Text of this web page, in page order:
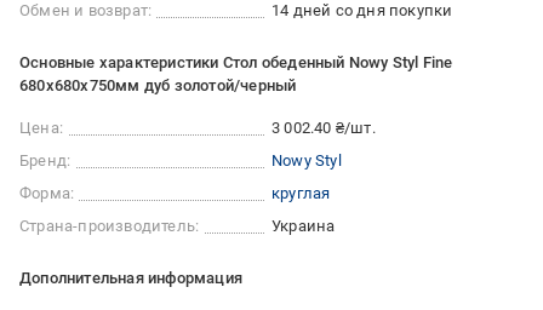
Обмен и возврат: 14 дней со дня покупки
Основные характеристики Стол обеденный Nowy Styl Fine
680x680x750мм дуб золотой/черный
Цена:
3 002.40 ₴/шт.
Бренд:
Nowy Styl
Форма:
круглая
Страна-производитель:
Украина
Дополнительная информация